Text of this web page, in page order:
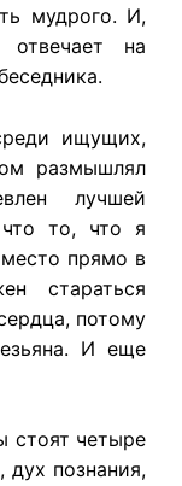
мудрого. И,
на
ищущих,
размышлял
лучшей
то, что я
место прямо в
стараться
потому
И еще
стоят четыре
дух познания,